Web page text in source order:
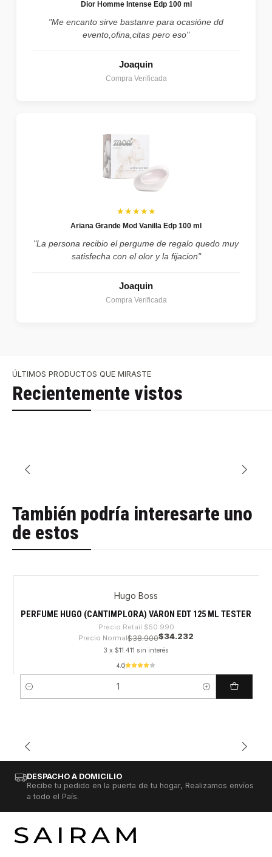
Dior Homme Intense Edp 100 ml
"Me encanto sirve bastanre para ocasióne dd
evento,ofina,citas pero eso"
Joaquin
Compra Verificada
★★★★★
Ariana Grande Mod Vanilla Edp 100 ml
"La persona recibio el pergume de regalo quedo muy
satisfecha con el olor y la fijacion"
Joaquin
Compra Verificada
ÚLTIMOS PRODUCTOS QUE MIRASTE
Recientemente vistos
También podría interesarte uno
de estos
Hugo Boss
PERFUME HUGO (CANTIMPLORA) VARON EDT 125 ML TESTER
Precio Retail $50.990
Precio Normal$38.900$34.232
3 x $11.411 sin interés
4.0
Cantidad
DESPACHO A DOMICILIO
Recibe tu pedido en la puerta de tu hogar, Realizamos envíos
a todo el País.